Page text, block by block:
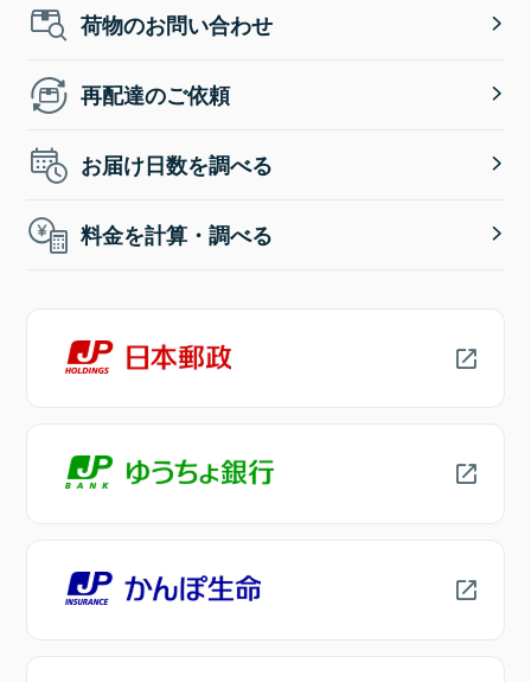
荷物のお問い合わせ
再配達のご依頼
お届け日数を調べる
料金を計算・調べる